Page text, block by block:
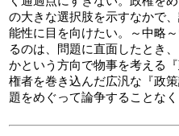
の大きな選択肢を示すなかで
能性に目を向けたい。～中略
るのは、問題に直面したとき
かという方向で物事を考える
権者を巻き込んだ広汎な『政
題をめぐって論争することな